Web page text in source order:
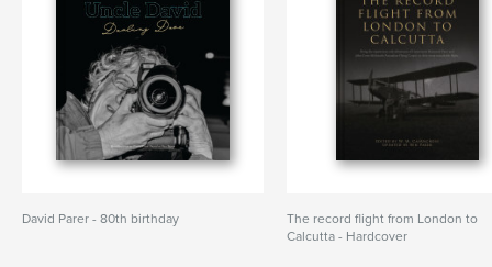
David Parer - 80th birthday
The record flight from London to
Calcutta - Hardcover